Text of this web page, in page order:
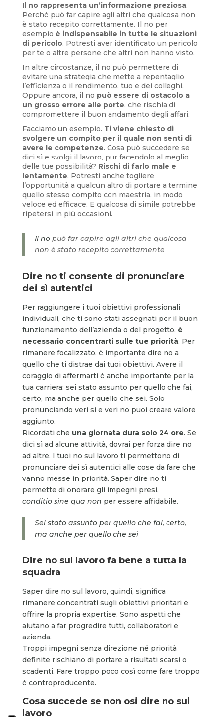
Il no rappresenta un’informazione preziosa.
Perché può far capire agli altri che qualcosa non
è stato recepito correttamente. Il no per
esempio è indispensabile in tutte le situazioni
di pericolo. Potresti aver identificato un pericolo
per te o altre persone che altri non hanno visto.
In altre circostanze, il no può permettere di
evitare una strategia che mette a repentaglio
l’efficienza o il rendimento, tuo e dei colleghi.
Oppure ancora, il no può essere di ostacolo a
un grosso errore alle porte, che rischia di
compromettere il buon andamento degli affari.
Facciamo un esempio. Ti viene chiesto di
svolgere un compito per il quale non senti di
avere le competenze. Cosa può succedere se
dici sì e svolgi il lavoro, pur facendolo al meglio
delle tue possibilità? Rischi di farlo male e
lentamente. Potresti anche togliere
l’opportunità a qualcun altro di portare a termine
quello stesso compito con maestria, in modo
veloce ed efficace. E qualcosa di simile potrebbe
ripetersi in più occasioni.
Il no può far capire agli altri che qualcosa
non è stato recepito correttamente
Dire no ti consente di pronunciare
dei sì autentici
Per raggiungere i tuoi obiettivi professionali
individuali, che ti sono stati assegnati per il buon
funzionamento dell’azienda o del progetto, è
necessario concentrarti sulle tue priorità. Per
rimanere focalizzato, è importante dire no a
quello che ti distrae dai tuoi obiettivi. Avere il
coraggio di affermarti è anche importante per la
tua carriera: sei stato assunto per quello che fai,
certo, ma anche per quello che sei. Solo
pronunciando veri sì e veri no puoi creare valore
aggiunto.
Ricordati che una giornata dura solo 24 ore. Se
dici sì ad alcune attività, dovrai per forza dire no
ad altre. I tuoi no sul lavoro ti permettono di
pronunciare dei sì autentici alle cose da fare che
vanno messe in priorità. Saper dire no ti
permette di onorare gli impegni presi,
conditio sine qua non per essere affidabile.
Sei stato assunto per quello che fai, certo,
ma anche per quello che sei
Dire no sul lavoro fa bene a tutta la
squadra
Saper dire no sul lavoro, quindi, significa
rimanere concentrati sugli obiettivi prioritari e
offrire la propria expertise. Sono aspetti che
aiutano a far progredire tutti, collaboratori e
azienda.
Troppi impegni senza direzione né priorità
definite rischiano di portare a risultati scarsi o
scadenti. Fare troppo poco così come fare troppo
è controproducente.
Cosa succede se non osi dire no sul
lavoro